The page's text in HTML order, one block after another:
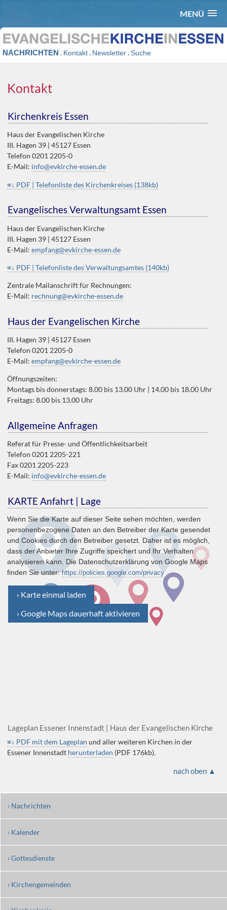
MENÜ
NACHRICHTEN . Kontakt. Newsletter.Suche
Kontakt
Kirchenkreis Essen
Haus der Evangelischen Kirche
III. Hagen 39 | 45127 Essen
Telefon 0201 2205-0
E-Mail: info@evkirche-essen.de
≡↓ PDF | Telefonliste des Kirchenkreises (138kb)
Evangelisches Verwaltungsamt Essen
Haus der Evangelischen Kirche
III. Hagen 39 | 45127 Essen
E-Mail:empfang@evkirche-essen.de
≡↓ PDF | Telefonliste des Verwaltungsamtes (140kb)
Zentrale Mailanschrift für Rechnungen:
E-Mail: rechnung@evkirche-essen.de
Haus der Evangelischen Kirche
III. Hagen 39 | 45127 Essen
Telefon 0201 2205-0
E-Mail:empfang@evkirche-essen.de
Öffnungszeiten:
Montags bis donnerstags: 8.00 bis 13.00 Uhr | 14.00 bis 18.00 Uhr
Freitags: 8.00 bis 13.00 Uhr
Allgemeine Anfragen
Referat für Presse- und Öffentlichkeitsarbeit
Telefon 0201 2205-221
Fax 0201 2205-223
E-Mail: info@evkirche-essen.de
KARTE Anfahrt | Lage
Wenn Sie die Karte auf dieser Seite sehen möchten, werden
personenbezogene Daten an den Betreiber der Karte gesendet
und Cookies durch den Betreiber gesetzt. Daher ist es möglich,
dass der Anbieter Ihre Zugriffe speichert und Ihr Verhalten
analysieren kann. Die Datenschutzerklärung von Google Maps
finden Sie unter:https://policies.google.com/privacy
› Karte einmal laden
› Google Maps dauerhaft aktivieren
Lageplan Essener Innenstadt | Haus der Evangelischen Kirche
≡↓ PDF mit dem Lageplan und aller weiteren Kirchen in der
Essener Innenstadt herunterladen (PDF 176kb).
nach oben ▲
› Nachrichten
› Kalender
› Gottesdienste
› Kirchengemeinden